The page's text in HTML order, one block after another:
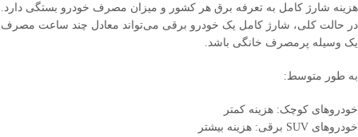
هزینه شارژ کامل به تعرفه برق هر کشور و میزان مصرف خودرو بستگی دارد.
در حالت کلی، شارژ کامل یک خودرو برقی می‌تواند معادل چند ساعت مصرف
یک وسیله پرمصرف خانگی باشد.
به طور متوسط:
خودروهای کوچک: هزینه کمتر
خودروهای SUV برقی: هزینه بیشتر